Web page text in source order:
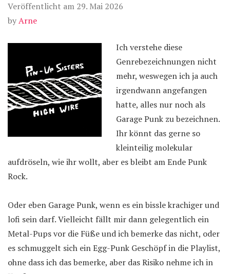
Veröffentlicht am 29. Mai 2026
byArne
Ich verstehe diese
Genrebezeichnungen nicht
mehr, weswegen ich ja auch
irgendwann angefangen
hatte, alles nur noch als
Garage Punk zu bezeichnen.
Ihr könnt das gerne so
kleinteilig molekular
aufdröseln, wie ihr wollt, aber es bleibt am Ende Punk
Rock.
Oder eben Garage Punk, wenn es ein bissle krachiger und
lofi sein darf. Vielleicht fällt mir dann gelegentlich ein
Metal-Pups vor die Füße und ich bemerke das nicht, oder
es schmuggelt sich ein Egg-Punk Geschöpf in die Playlist,
ohne dass ich das bemerke, aber das Risiko nehme ich in